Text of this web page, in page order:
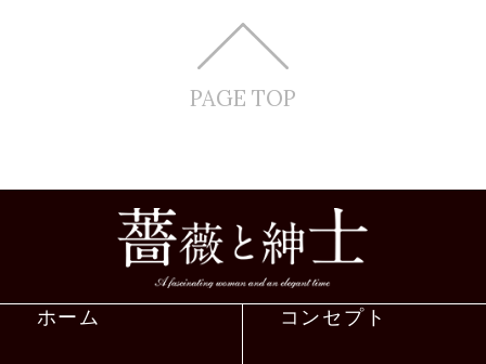
PAGE TOP
ホーム コンセプト